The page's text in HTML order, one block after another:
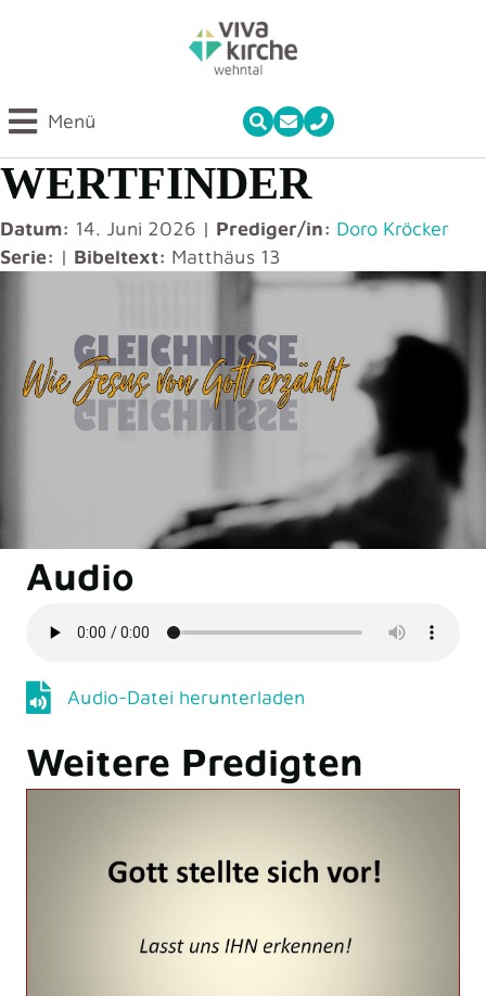
Menü
WERTFINDER
Datum: 14. Juni 2026 | Prediger/in: Doro Kröcker
Serie: | Bibeltext: Matthäus 13
Audio
Audio-Datei herunterladen
Audio-Datei herunterladen
Weitere Predigten